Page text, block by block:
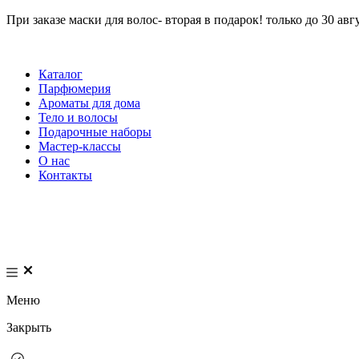
При заказе маски для волос- вторая в подарок! только до 30
Каталог
Парфюмерия
Ароматы для дома
Тело и волосы
Подарочные наборы
Мастер-классы
О нас
Контакты
Меню
Закрыть